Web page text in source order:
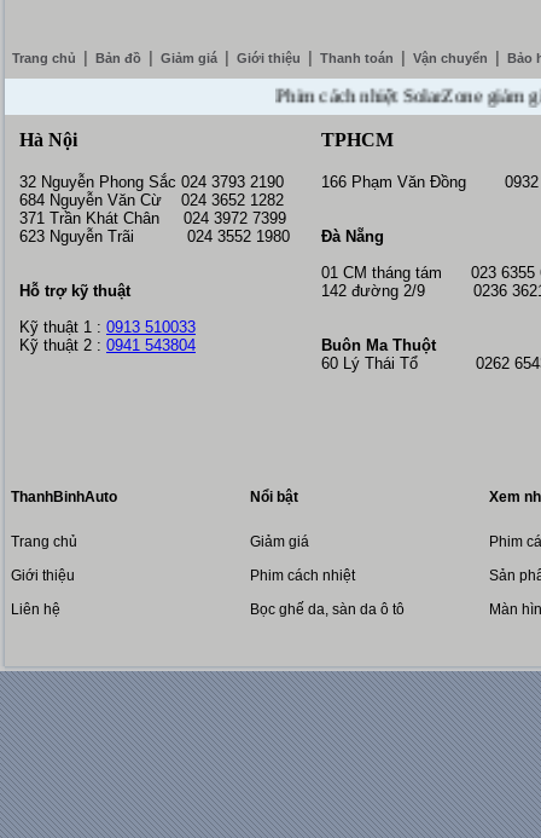
Trang chủ Bản đồ Giảm giá Giới thiệu Thanh toán Vận chuyển Bảo
Phim cách nhiệt SolarZone giảm giá
Hà Nội
32 Nguyễn Phong Sắc 024 3793 2190
684 Nguyễn Văn Cừ 024 3652 1282
371 Trần Khát Chân 024 3972 7399
623 Nguyễn Trãi 024 3552 1980
Hỗ trợ kỹ thuật
Kỹ thuật 1 : 0913 510033
Kỹ thuật 2 : 0941 543804
TPHCM
166 Phạm Văn Đồng 0932
Đà Nẵng
01 CM tháng tám 023 6355
142 đường 2/9 0236
Buôn Ma Thuột
60 Lý Thái Tổ 0262
ThanhBinhAuto
Trang chủ
Giới thiệu
Liên hệ
Nổi bật
Giảm giá
Phim cách nhiệt
Bọc ghế da, sàn da ô tô
Xem
Phim
Sản
Màn